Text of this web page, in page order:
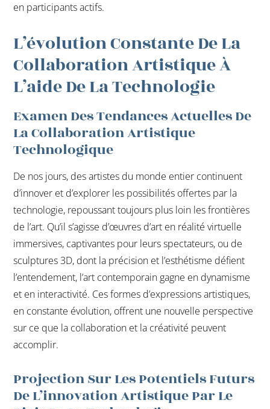
en participants actifs.
L’évolution Constante De La
Collaboration Artistique À
L’aide De La Technologie
Examen Des Tendances Actuelles De
La Collaboration Artistique
Technologique
De nos jours, des artistes du monde entier continuent
d’innover et d’explorer les possibilités offertes par la
technologie, repoussant toujours plus loin les frontières
de l’art. Qu’il s’agisse d’œuvres d’art en réalité virtuelle
immersives, captivantes pour leurs spectateurs, ou de
sculptures 3D, dont la précision et l’esthétisme défient
l’entendement, l’art contemporain gagne en dynamisme
et en interactivité. Ces formes d’expressions artistiques,
en constante évolution, offrent une nouvelle perspective
sur ce que la collaboration et la créativité peuvent
accomplir.
Projection Sur Les Potentiels Futurs
De L’innovation Artistique Par Le